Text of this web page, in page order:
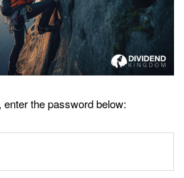
the password below: